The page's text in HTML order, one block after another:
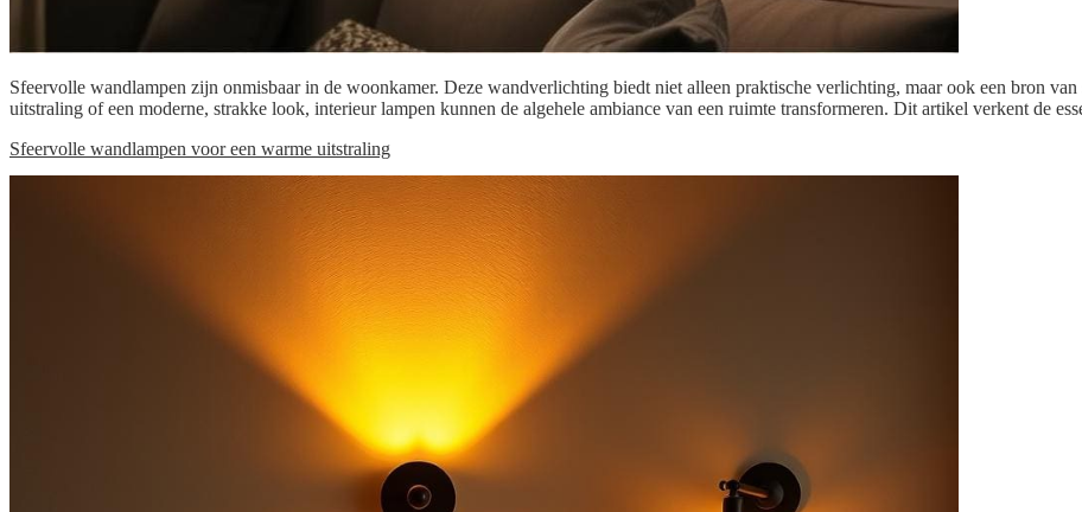
Sfeervolle wandlampen zijn onmisbaar in de woonkamer. Deze wandverlichting biedt niet alleen praktische verlichting, maar ook een bron
uitstraling of een moderne, strakke look, interieur lampen kunnen de algehele ambiance van een ruimte transformeren. Dit artikel verkent de
Sfeervolle wandlampen voor een warme uitstraling